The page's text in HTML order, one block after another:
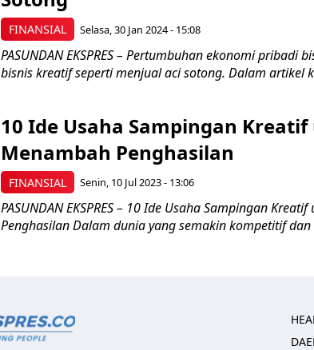
FINANSIAL Selasa, 30 Jan 2024 - 15:08
PASUNDAN EKSPRES – Pertumbuhan ekonomi pribadi
bisnis kreatif seperti menjual aci sotong. Dalam artikel
FINANSIAL
10 Ide Usaha Sampingan
Menambah Penghasilan
Senin, 10 Jul 2023 - 13:06
PASUNDAN EKSPRES – 10 Ide Usaha Sampingan
Penghasilan Dalam dunia yang semakin kompetitif dan